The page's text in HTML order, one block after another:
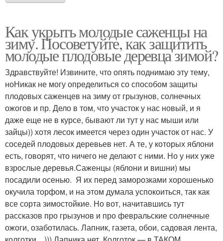
Как укрыть молодые саженцы на
зиму. Посоветуйте, как защитить
молодые плодовые деревца зимой?
Здравствуйте! Извините, что опять поднимаю эту тему,
ноНикак не могу определиться со способом защиты
плодовых саженцев на зиму от грызунов, солнечных
ожогов и пр. Дело в том, что участок у нас новый, и я
даже еще не в курсе, бывают ли тут у нас мыши или
зайцы)) хотя лесок имеется через один участок от нас. У
соседей плодовых деревьев нет. А те, у которых яблони
есть, говорят, что ничего не делают с ними. Но у них уже
взрослые деревья.Саженцы (яблони и вишни) мы
посадили осенью. Я их перед заморозками хорошенько
окучила торфом, и на этом думала успокоиться, так как
все сорта зимостойкие. Но вот, начитавшись тут
рассказов про грызунов и про февральские солнечные
ожоги, озаботилась. Лапник, газета, обои, садовая лента,